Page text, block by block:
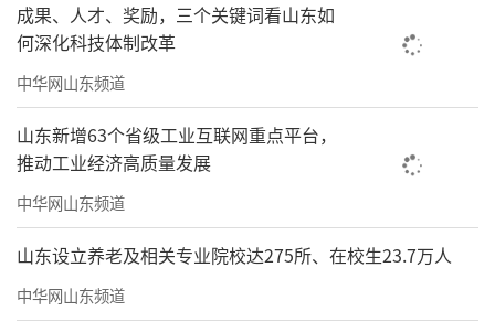
成果、人才、奖励，三个关键词看山东如
何深化科技体制改革
中华网山东频道
山东新增63个省级工业互联网重点平台，
推动工业经济高质量发展
中华网山东频道
山东设立养老及相关专业院校达275所、在校生23.7万人
中华网山东频道